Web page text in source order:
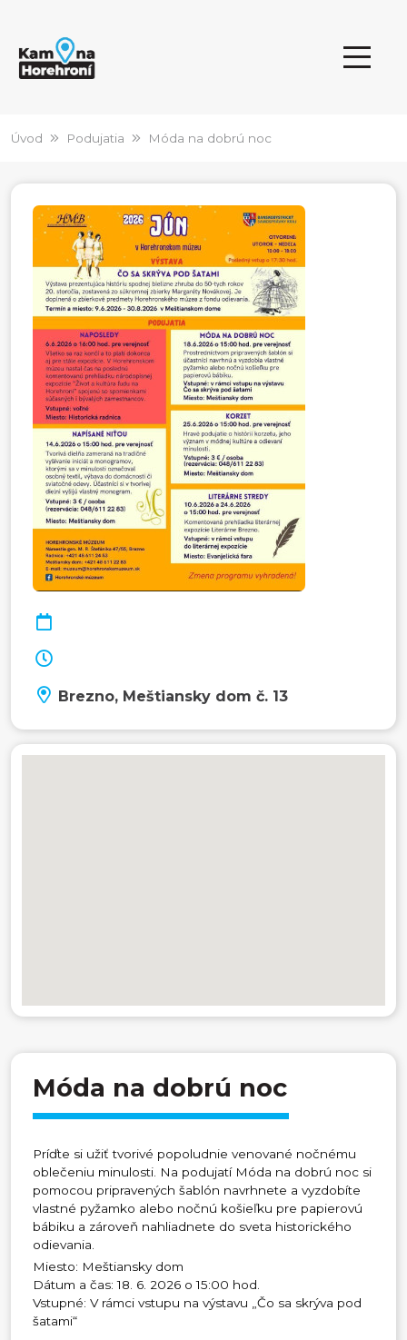
Úvod Podujatia Móda na dobrú noc
Brezno, Meštiansky dom č. 13
Móda na dobrú noc
Príďte si užiť tvorivé popoludnie venované nočnému
oblečeniu minulosti. Na podujatí Móda na dobrú noc si
pomocou pripravených šablón navrhnete a vyzdobíte
vlastné pyžamko alebo nočnú košieľku pre papierovú
bábiku a zároveň nahliadnete do sveta historického
odievania.
Miesto: Meštiansky dom
Dátum a čas: 18. 6. 2026 o 15:00 hod.
Vstupné: V rámci vstupu na výstavu „Čo sa skrýva pod
šatami“